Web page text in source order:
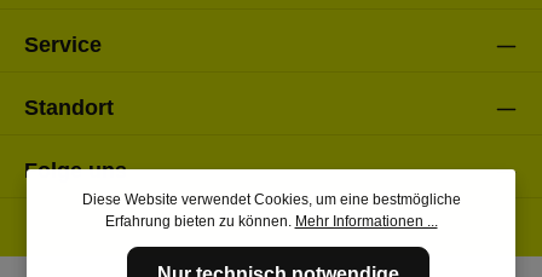
Service
Standort
Folge uns
Diese Website verwendet Cookies, um eine bestmögliche
Erfahrung bieten zu können. Mehr Informationen ...